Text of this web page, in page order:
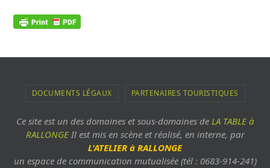
DOCUMENTS LÉGAUX PARTENAIRES TOURISTIQUES
Ce site est un des domaines et sous-domaines de LA TABLE à
RALLONGEIl est mis en scène et réalisé, en interne, par
L'ATELIER à RALLONGE
un espace de communication mutualisée (tél : 0683-914-241)